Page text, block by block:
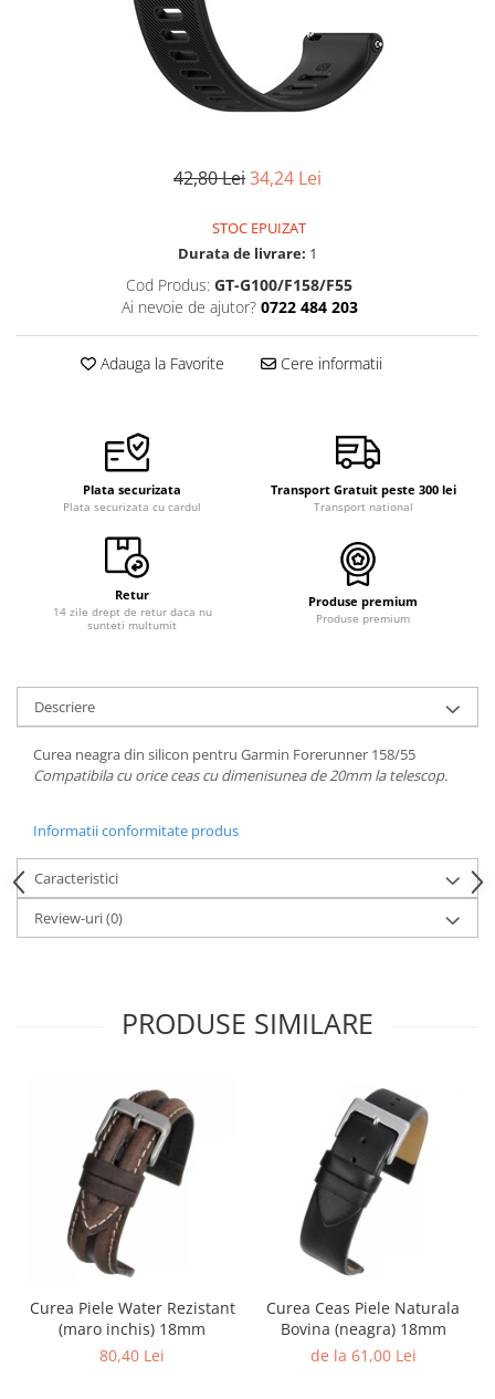
Ceasuri Daniel Klein
42,80 Lei34,24 Lei
STOC EPUIZAT
Durata de livrare: 1
Cod Produs: GT-G100/F158/F55
Ai nevoie de ajutor? 0722 484 203
Adauga la Favorite Cere informatii
Plata securizata
Plata securizata cu cardul
Transport Gratuit peste 300 lei
Transport national
Retur
14 zile drept de retur daca nu
sunteti multumit
Produse premium
Produse premium
Descriere
Curea neagra din silicon pentru Garmin Forerunner 158/55
Compatibila cu orice ceas cu dimenisunea de 20mm la telescop.
Informatii conformitate produs
Caracteristici
Review-uri(0)
PRODUSE SIMILARE
Curea Piele Water Rezistant
(maro inchis) 18mm
80,40 Lei
Curea Ceas Piele Naturala
Bovina (neagra) 18mm
de la 61,00 Lei